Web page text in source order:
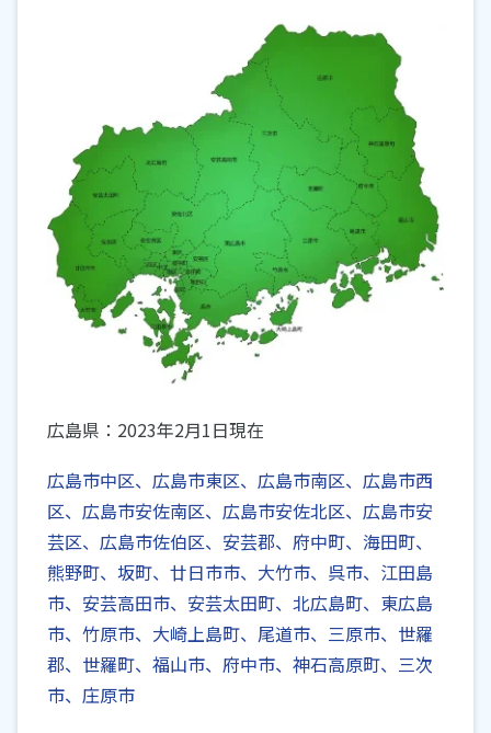
広島県：2023年2月1日現在
広島市中区、広島市東区、広島市南区、広島市西
区、広島市安佐南区、広島市安佐北区、広島市安
芸区、広島市佐伯区、安芸郡、府中町、海田町、
熊野町、坂町、廿日市市、大竹市、呉市、江田島
市、安芸高田市、安芸太田町、北広島町、東広島
市、竹原市、大崎上島町、尾道市、三原市、世羅
郡、世羅町、福山市、府中市、神石高原町、三次
市、庄原市